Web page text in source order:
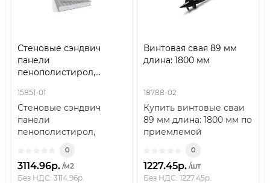
Стеновые сэндвич
панели
пенополистирол,
толщина 50 мм, 0.5/0.5,
RAL9006
15851-01
Стеновые сэндвич
панели
пенополистирол,
толщина 50 мм, 0.5/0.5,
RAL9006Стеновы..
0
3114.96р. /м2
Без НДС: 3114.96р.
Винтовая свая 89 мм
длина: 1800 мм
18788-02
Купить винтовые сваи
89 мм длина: 1800 мм по
приемлемой
свая, состоящая из..
0
1227.45р. /шт
Без НДС: 1227.45р.